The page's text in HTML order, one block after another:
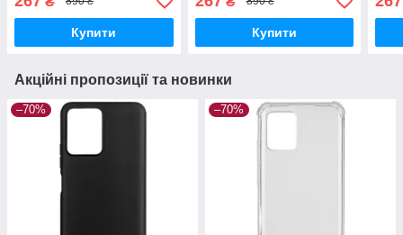
Black (ARM90007) - Краща
якість тільки на
Купити
Grey (ARM90009) - Краща
якість тільки на
Купити
Акційні пропозиції та новинки
–70% –70%